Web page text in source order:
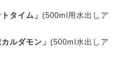
タイム」 (500ml用水出しア
ルダモン」 (500ml水出しア